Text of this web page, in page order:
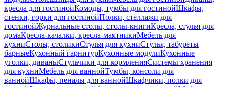
кресла для гостинойКомоды, тумбы для гостинойШкафы,
стенки, горки для гостинойПолки, стеллажи для
гостинойЖурнальные столы, столы-книгиКресла, стулья для
домаКресла-качалки, кресла-маятникиМебель для
кухниСтолы, столикиСтулья для кухниСтулья, табуреты
барныеКухонный гарнитурКухонные модулиКухонные
уголки, диваныСтульчики для кормленияСистемы хранения
для кухниМебель для ваннойТумбы, консоли для
ваннойШкафы, пеналы для ваннойШкафчики, полки для